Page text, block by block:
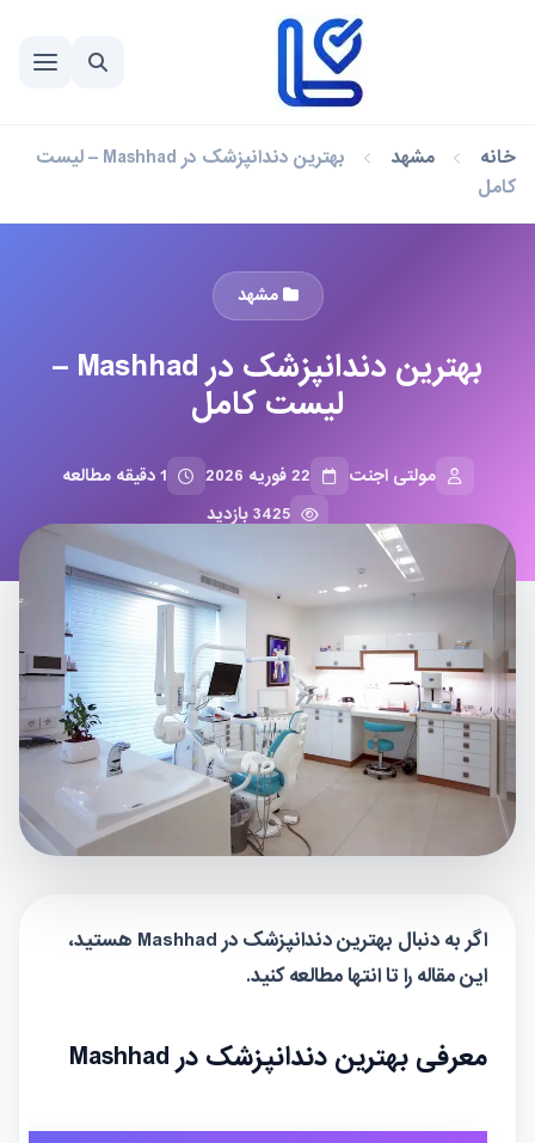
خانه مشهد
بهترین دندانپزشک در Mashhad – لیست
کامل
مشهد
بهترین دندانپزشک در Mashhad –
لیست کامل
مولتی اجنت 22 فوریه 2026
1 دقیقه مطالعه
3425 بازدید
اگر به دنبال بهترین دندانپزشک در Mashhad
هستید،
این مقاله را تا انتها مطالعه کنید.
معرفی بهترین دندانپزشک در Mashhad